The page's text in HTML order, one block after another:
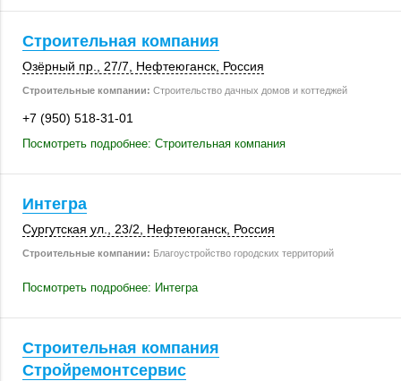
Строительная компания
Озёрный пр. 27/7 Нефтеюганск Россия
Строительные компании: Строительство дачных домов и коттеджей
+7 (950) 518-31-01
Посмотреть подробнее: Строительная компания
Интегра
Сургутская ул. 23/2 Нефтеюганск Россия
Строительные компании: Благоустройство городских территорий
Посмотреть подробнее: Интегра
Строительная компания
Стройремонтсервис